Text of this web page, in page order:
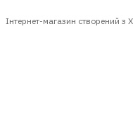
Інтернет-магазин створений з